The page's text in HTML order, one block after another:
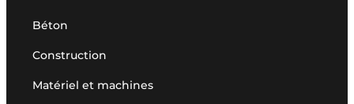
Béton
Construction
Matériel et machines